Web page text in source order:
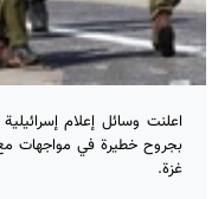
بجروح خطيرة في مواجهات مع
غزة.